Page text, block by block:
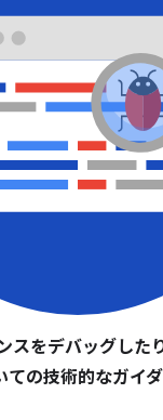
スをデバッグした
ての技術的なガイ